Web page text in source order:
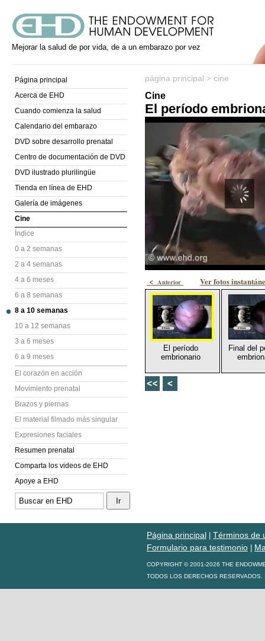
Mejorar la salud de por vida, de a un embarazo por vez
Página principal
Acerca de EHD
Cuando comienza la salud
Calendario del embarazo
DVD sobre desarrollo prenatal
Centro de documentación de DVD
DVD ilustrado plurilingüe
Tienda en línea de EHD
Galería de imágenes
Cine
Índice
0 a 2 semanas
2 a 4 semanas
4 a 6 meses
6 a 8 semanas
8 a 10 semanas
10 a 12 semanas
3 a 6 meses
6 a 9 meses
El corazón en acción
Movimiento prenatal
Brazos y piernas
El material filmado más singular
Expresiones faciales
Resumen prenatal
Comparta los videos de EHD
Apoye a EHD
página principal > cine
Cine
El período
< Anterior Ver fotos
El período
embrionario
Final del
Página principal
Términos de
Formulario para testimonio
COPYRIGHT © 2001-2026 THE
TODOS LOS DERECHOS